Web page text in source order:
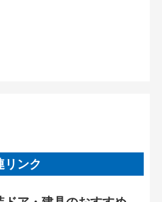
リンク